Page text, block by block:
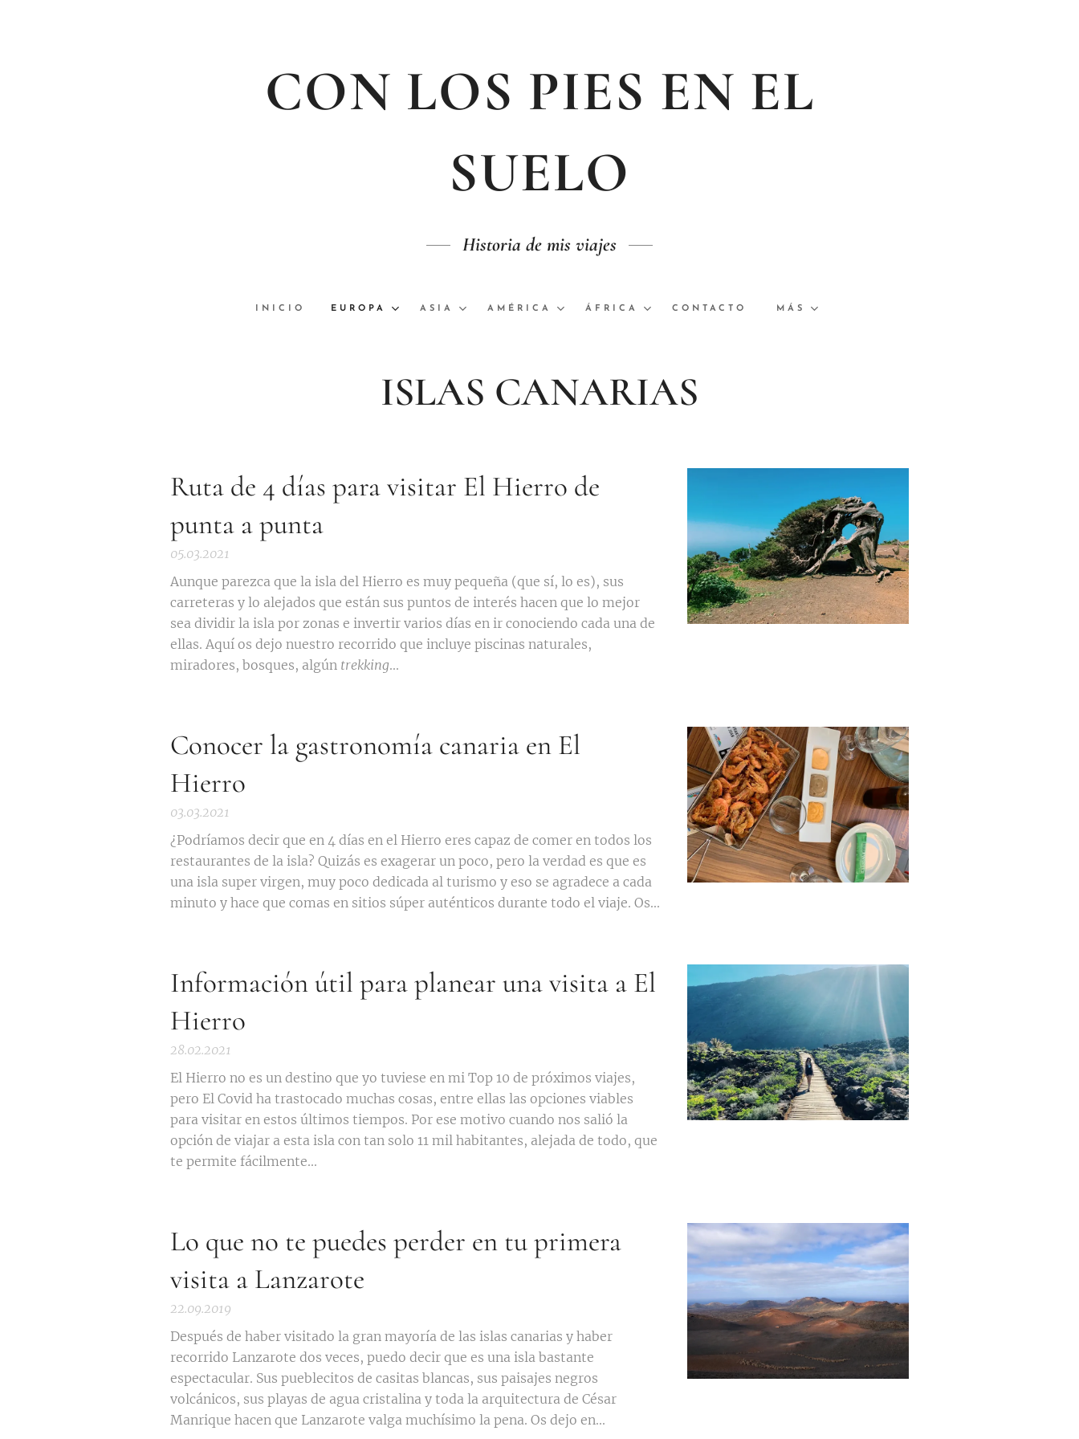
CON LOS PIES EN EL
SUELO
Historia de mis viajes
INICIO EUROPA ASIA AMÉRICA ÁFRICA CONTACTO MÁS
ISLAS CANARIAS
Ruta de 4 días para visitar El Hierro de
punta a punta
05.03.2021
Aunque parezca que la isla del Hierro es muy pequeña (que sí, lo es), sus
carreteras y lo alejados que están sus puntos de interés hacen que lo mejor
sea dividir la isla por zonas e invertir varios días en ir conociendo cada una de
ellas. Aquí os dejo nuestro recorrido que incluye piscinas naturales,
miradores, bosques, algún trekking...
Conocer la gastronomía canaria en El
Hierro
03.03.2021
¿Podríamos decir que en 4 días en el Hierro eres capaz de comer en todos los
restaurantes de la isla? Quizás es exagerar un poco, pero la verdad es que es
una isla super virgen, muy poco dedicada al turismo y eso se agradece a cada
minuto y hace que comas en sitios súper auténticos durante todo el viaje. Os...
Información útil para planear una visita a El
Hierro
28.02.2021
El Hierro no es un destino que yo tuviese en mi Top 10 de próximos viajes,
pero El Covid ha trastocado muchas cosas, entre ellas las opciones viables
para visitar en estos últimos tiempos. Por ese motivo cuando nos salió la
opción de viajar a esta isla con tan solo 11 mil habitantes, alejada de todo, que
te permite fácilmente...
Lo que no te puedes perder en tu primera
visita a Lanzarote
22.09.2019
Después de haber visitado la gran mayoría de las islas canarias y haber
recorrido Lanzarote dos veces, puedo decir que es una isla bastante
espectacular. Sus pueblecitos de casitas blancas, sus paisajes negros
volcánicos, sus playas de agua cristalina y toda la arquitectura de César
Manrique hacen que Lanzarote valga muchísimo la pena. Os dejo en...